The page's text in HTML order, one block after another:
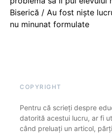
Biserică / Au fost niște
nu minunat formulate
COPYRIGHT
Pentru că scrieți despre
datorită acestui lucru, ar fi
când preluați un articol,